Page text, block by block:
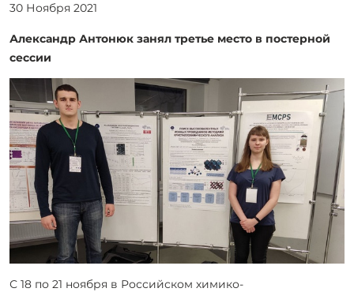
30 Ноября 2021
Александр Антонюк занял третье место в постерной
сессии
С 18 по 21 ноября в Российском химико-